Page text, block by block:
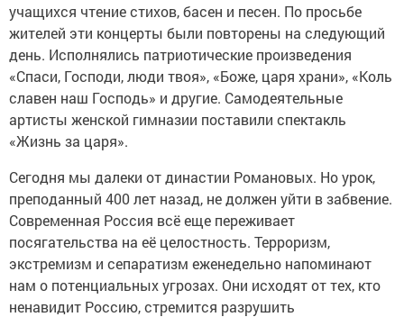
учащихся чтение стихов, басен и песен. По просьбе
жителей эти концерты были повторены на следующий
день. Исполнялись патриотические произведения
«Спаси, Господи, люди твоя», «Боже, царя храни», «Коль
славен наш Господь» и другие. Самодеятельные
артисты женской гимназии поставили спектакль
«Жизнь за царя».
Сегодня мы далеки от династии Романовых. Но урок,
преподанный 400 лет назад, не должен уйти в забвение.
Современная Россия всё еще переживает
посягательства на её целостность. Терроризм,
экстремизм и сепаратизм еженедельно напоминают
нам о потенциальных угрозах. Они исходят от тех, кто
ненавидит Россию, стремится разрушить